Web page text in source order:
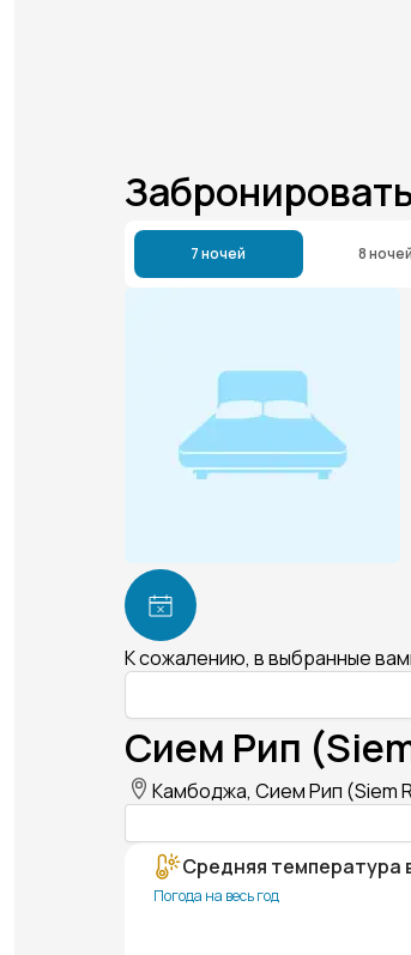
Забронировать
7 ночей 8 ночей
К сожалению, в выбранные
Сием Рип
Камбоджа, Сием Рип (Siem
Средняя температура
Погода на весь год